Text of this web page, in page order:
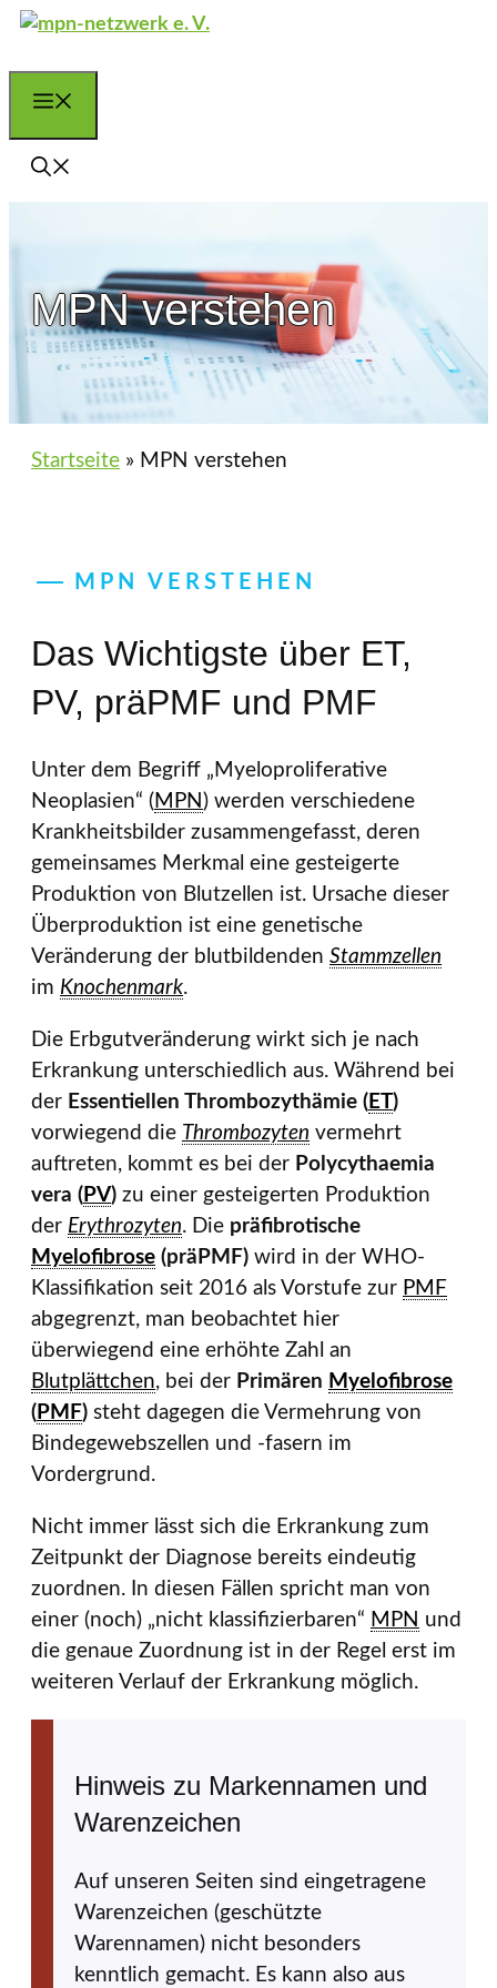
Zum
MPN verstehen
Startseite » MPN verstehen
MPN VERSTEHEN
Das Wichtigste über ET,
PV, präPMF und PMF
Unter dem Begriff „Myeloproliferative
Neoplasien“ ( MPN ) werden verschiedene
Krankheitsbilder zusammengefasst, deren
gemeinsames Merkmal eine gesteigerte
Produktion von Blutzellen ist. Ursache dieser
Überproduktion ist eine genetische
Veränderung der blutbildenden Stammzellen
im Knochenmark.
Die Erbgutveränderung wirkt sich je nach
Erkrankung unterschiedlich aus. Während bei
der Essentiellen Thrombozythämie ( ET)
vorwiegend die Thrombozyten vermehrt
auftreten, kommt es bei der Polycythaemia
vera ( PV) zu einer gesteigerten Produktion
der Erythrozyten. Die präfibrotische
Myelofibrose (präPMF) wird in der WHO-
Klassifikation seit 2016 als Vorstufe zur PMF
abgegrenzt, man beobachtet hier
überwiegend eine erhöhte Zahl an
Blutplättchen, bei der Primären Myelofibrose
( PMF) steht dagegen die Vermehrung von
Bindegewebszellen und -fasern im
Vordergrund.
Nicht immer lässt sich die Erkrankung zum
Zeitpunkt der Diagnose bereits eindeutig
zuordnen. In diesen Fällen spricht man von
einer (noch) „nicht klassifizierbaren“ MPN und
die genaue Zuordnung ist in der Regel erst im
weiteren Verlauf der Erkrankung möglich.
Hinweis zu Markennamen und
Warenzeichen
Auf unseren Seiten sind eingetragene
Warenzeichen (geschützte
Warennamen) nicht besonders
kenntlich gemacht. Es kann also aus